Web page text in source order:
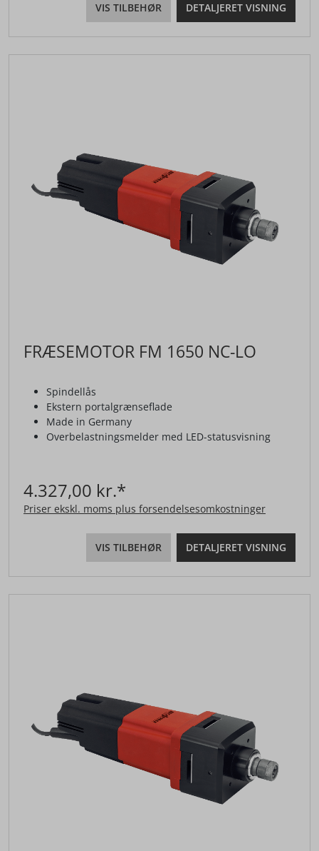
VIS TILBEHØR DETALJERET VISNING
FRÆSEMOTOR FM 1650 NC-LO
Spindellås
Ekstern portalgrænseflade
Made in Germany
Overbelastningsmelder med LED-statusvisning
4.327,00 kr.*
Priser ekskl. moms plus forsendelsesomkostninger
VIS TILBEHØR DETALJERET VISNING